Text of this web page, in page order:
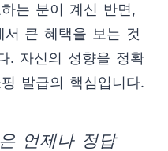
하는 분이 계신 반면,
서 큰 혜택을 보는 것
. 자신의 성향을 정확
발급의 핵심입니다.
언제나 정답